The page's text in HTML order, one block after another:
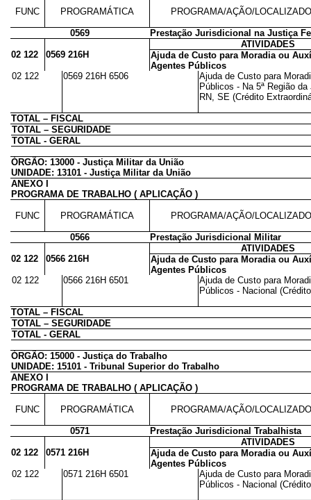
FUNC PROGRAMÁTICA PROGRAMA/AÇÃO/
0569
Prestação Jurisdicional na Justiça
ATIVIDADES
02 122
0569 216H
Ajuda de Custo para Moradia ou
Agentes Públicos
02 122
0569 216H 6506
Ajuda de Custo para
Públicos - Na 5ª Região
RN, SE (Crédito
TOTAL – FISCAL
TOTAL – SEGURIDADE
TOTAL - GERAL
ÓRGÃO: 13000 - Justiça Militar da União
UNIDADE: 13101 - Justiça Militar da União
ANEXO I
PROGRAMA DE TRABALHO ( APLICAÇÃO )
FUNC PROGRAMÁTICA PROGRAMA/AÇÃO/
0566
Prestação Jurisdicional Militar
ATIVIDADES
02 122
0566 216H
Ajuda de Custo para Moradia ou
Agentes Públicos
02 122
0566 216H 6501
Ajuda de Custo para
Públicos - Nacional
TOTAL – FISCAL
TOTAL – SEGURIDADE
TOTAL - GERAL
ÓRGÃO: 15000 - Justiça do Trabalho
UNIDADE: 15101 - Tribunal Superior do Trabalho
ANEXO I
PROGRAMA DE TRABALHO ( APLICAÇÃO )
FUNC PROGRAMÁTICA PROGRAMA/AÇÃO/
0571
Prestação Jurisdicional Trabalhista
ATIVIDADES
02 122
0571 216H
Ajuda de Custo para Moradia ou
Agentes Públicos
02 122
0571 216H 6501
Ajuda de Custo para
Públicos - Nacional